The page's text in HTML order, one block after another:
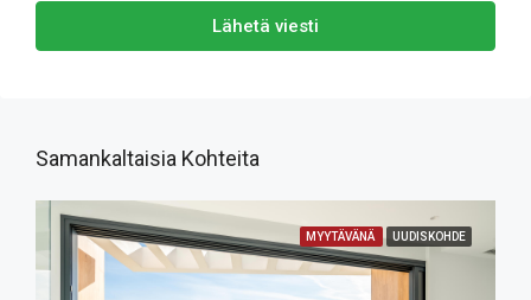
Lähetä viesti
Samankaltaisia Kohteita
MYYTÄVÄNÄ UUDISKOHDE